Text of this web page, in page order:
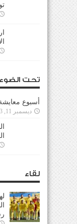
تحت الضوء
أسبوع
ديسمبر 11, 2023
لقاء